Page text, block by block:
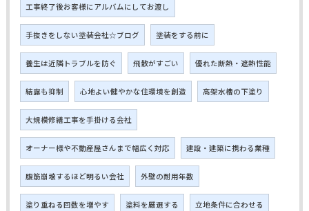
工事終了後お客様にアルバムにしてお渡し
手抜きをしない塗装会社☆ブログ 塗装をする前に
養生は近隣トラブルを防ぐ 飛散がすごい 優れた断熱・遮熱性能
結露も抑制 心地よい健やかな住環境を創造 高架水槽の下塗り
大規模修繕工事を手掛ける会社
オーナー様や不動産屋さんまで幅広く対応 建設・建築に携わる業種
腹筋崩壊するほど明るい会社 外壁の耐用年数
塗り重ねる回数を増やす 塗料を厳選する 立地条件に合わせる